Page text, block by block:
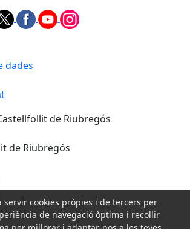
dades
de Riubregós
de Riubregós
de:
servir cookies pròpies i de tercers per
de navegació òptima i recollir